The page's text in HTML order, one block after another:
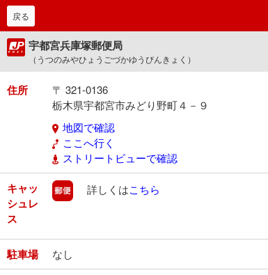
戻る
宇都宮兵庫塚郵便局
（うつのみやひょうごづかゆうびんきょく）
住所
〒 321-0136
栃木県宇都宮市みどり野町４－９
地図で確認
ここへ行く
ストリートビューで確認
キャッ
シュレ
ス
郵便
詳しくはこちら
駐車場 なし